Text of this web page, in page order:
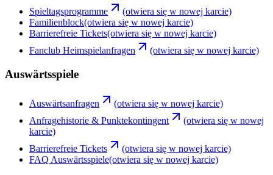
Spieltagsprogramme
(otwiera się w nowej karcie)
Familienblock(otwiera się w nowej karcie)
Barrierefreie Tickets(otwiera się w nowej karcie)
Fanclub Heimspielanfragen
(otwiera się w nowej karcie)
Auswärtsspiele
Auswärtsanfragen
(otwiera się w nowej karcie)
Anfragehistorie & Punktekontingent
(otwiera się w nowej
karcie)
Barrierefreie Tickets
(otwiera się w nowej karcie)
FAQ Auswärtsspiele(otwiera się w nowej karcie)